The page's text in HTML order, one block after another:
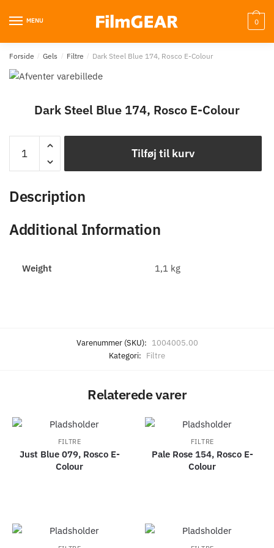
MENU 0
Forside / Gels / Filtre / Dark Steel Blue 174, Rosco E-Colour
Dark Steel Blue 174, Rosco E-Colour
Tilføj til kurv
Description
Additional Information
Weight 1,1 kg
Varenummer (SKU): 1004005.00
Kategori: Filtre
Relaterede varer
FILTRE
Just Blue 079, Rosco E-
Colour
FILTRE
Pale Rose 154, Rosco E-
Colour